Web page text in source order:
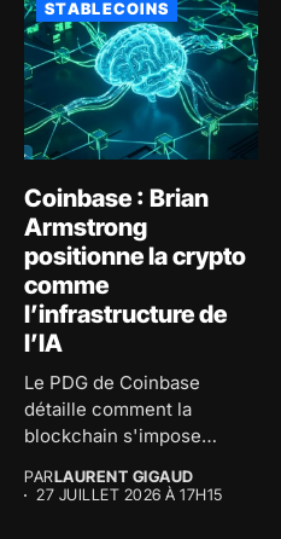
STABLECOINS
Coinbase : Brian
Armstrong
positionne la crypto
comme
l’infrastructure de
l’IA
Le PDG de Coinbase
détaille comment la
blockchain s'impose
financière...
PARLAURENT GIGAUD
27 JUILLET 2026 À 17H15